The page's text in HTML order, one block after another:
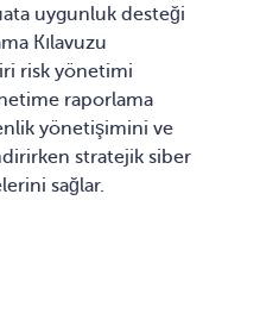
uygunluk desteği
Kılavuzu
risk yönetimi
raporlama
yönetişimini ve
stratejik siber
sağlar.